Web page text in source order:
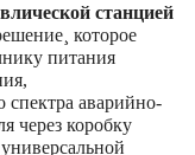
станцией
которое
питания
спектра аварийно-
через коробку